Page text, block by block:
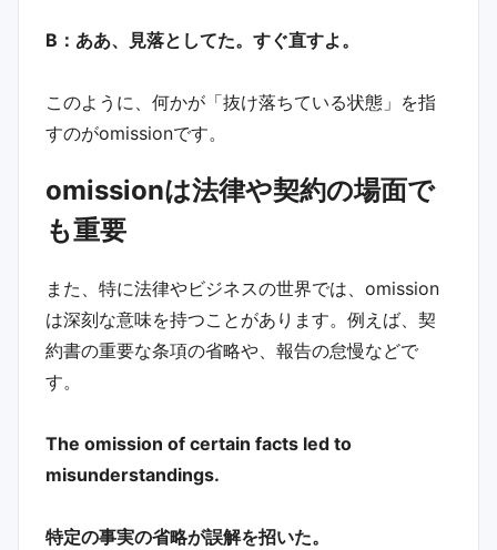
B：ああ、見落としてた。すぐ直すよ。
このように、何かが「抜け落ちている状態」を指
すのがomissionです。
omissionは法律や契約の場面で
も重要
また、特に法律やビジネスの世界では、omission
は深刻な意味を持つことがあります。例えば、契
約書の重要な条項の省略や、報告の怠慢などで
す。
The omission of certain facts led to
misunderstandings.
特定の事実の省略が誤解を招いた。